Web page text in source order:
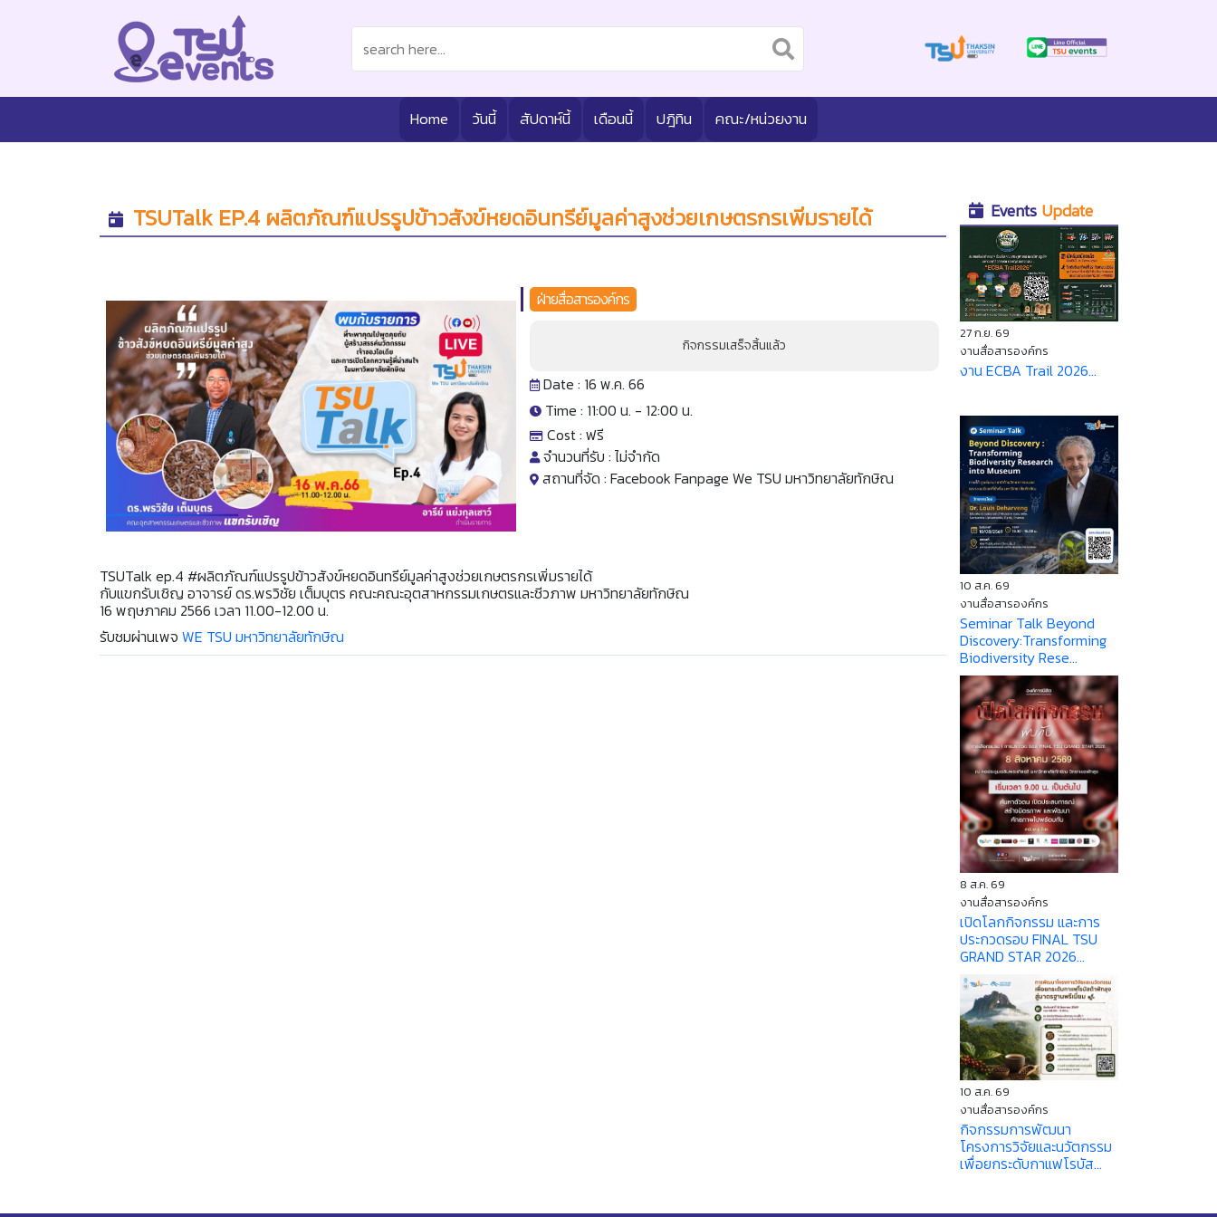
Home วันนี้ สัปดาห์นี้ เดือนนี้ ปฎิทิน คณะ/หน่วยงาน
TSUTalk EP.4 ผลิตภัณฑ์แปรรูปข้าวสังข์หยดอินทรีย์มูลค่าสูงช่วยเกษตรกรเพิ่มรายได้
ฝ่ายสื่อสารองค์กร
กิจกรรมเสร็จสิ้นแล้ว
Date : 16 พ.ค. 66
Time : 11:00 น. - 12:00 น.
Cost : ฟรี
จำนวนที่รับ : ไม่จำกัด
สถานที่จัด : Facebook Fanpage We TSU มหาวิทยาลัยทักษิณ
TSUTalk ep.4 #ผลิตภัณฑ์แปรรูปข้าวสังข์หยดอินทรีย์มูลค่าสูงช่วยเกษตรกรเพิ่มรายได้
กับแขกรับเชิญ อาจารย์ ดร.พรวิชัย เต็มบุตร คณะคณะอุตสาหกรรมเกษตรและชีวภาพ มหาวิทยาลัยทักษิณ
16 พฤษภาคม 2566 เวลา 11.00-12.00 น.
รับชมผ่านเพจ WE TSU มหาวิทยาลัยทักษิณ
Events Update
27 ก.ย. 69
งานสื่อสารองค์กร
งาน ECBA Trail 2026...
10 ส.ค. 69
งานสื่อสารองค์กร
Seminar Talk Beyond
Discovery:Transforming
Biodiversity Rese...
8 ส.ค. 69
งานสื่อสารองค์กร
เปิดโลกกิจกรรม และการ
ประกวดรอบ FINAL TSU
GRAND STAR 2026...
10 ส.ค. 69
งานสื่อสารองค์กร
กิจกรรมการพัฒนา
โครงการวิจัยและนวัตกรรม
เพื่อยกระดับกาแฟโรบัส...